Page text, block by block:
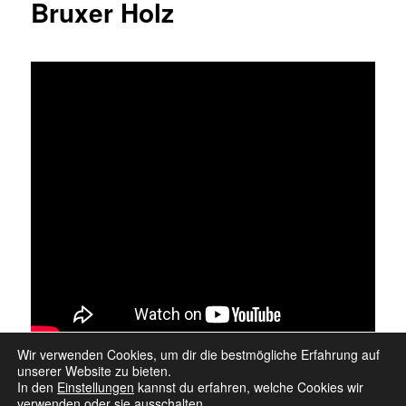
Bruxer Holz
Wir verwenden Cookies, um dir die bestmögliche Erfahrung auf
unserer Website zu bieten.
In den Einstellungen kannst du erfahren, welche Cookies wir